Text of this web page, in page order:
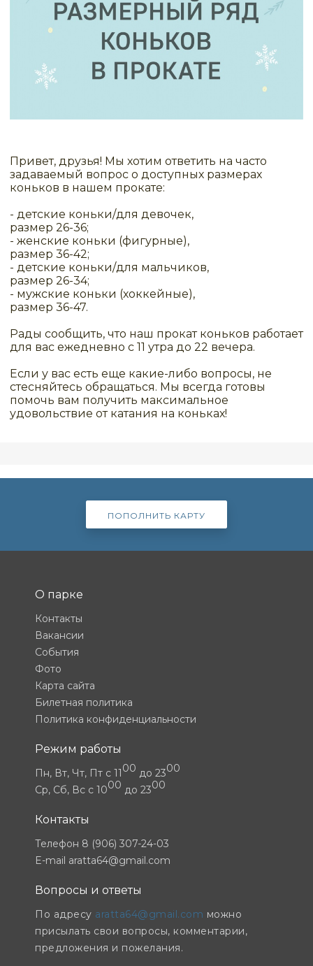
Привет, друзья! Мы хотим ответить на часто
задаваемый вопрос о доступных размерах
коньков в нашем прокате:
- детские коньки/для девочек,
размер 26-36;
- женские коньки (фигурные),
размер 36-42;
- детские коньки/для мальчиков,
размер 26-34;
- мужские коньки (хоккейные),
размер 36-47.
Рады сообщить, что наш прокат коньков работает
для вас ежедневно с 11 утра до 22 вечера.
Если у вас есть еще какие-либо вопросы, не
стесняйтесь обращаться. Мы всегда готовы
помочь вам получить максимальное
удовольствие от катания на коньках!
ПОПОЛНИТЬ КАРТУ
О парке
Контакты
Вакансии
События
Фото
Карта сайта
Билетная политика
Политика конфиденциальности
Режим работы
Пн, Вт, Чт, Пт c 1100 до 2300
Ср, Сб, Вс c 1000 до 2300
Контакты
Телефон 8 (906) 307-24-03
E-mail aratta64@gmail.com
Вопросы и ответы
По адресу aratta64@gmail.com можно
присылать свои вопросы, комментарии,
предложения и пожелания.